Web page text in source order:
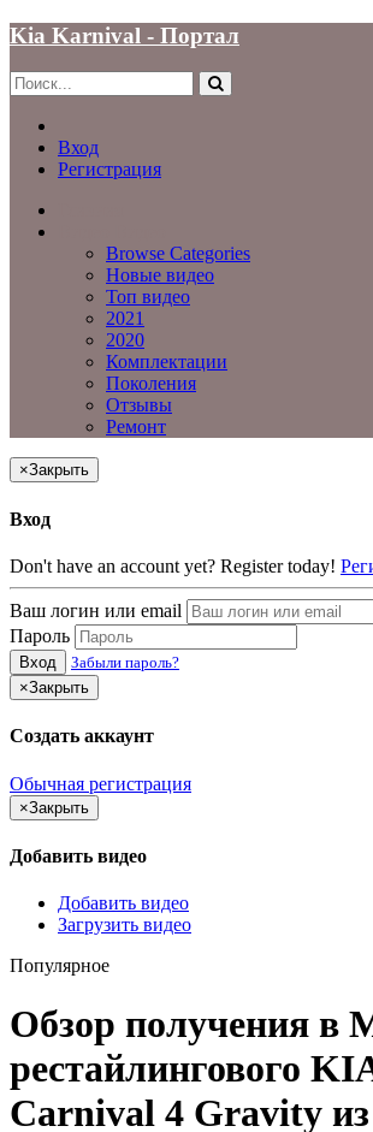
Kia Karnival - Портал
Вход
Регистрация
Browse Categories
Новые видео
Топ видео
2021
2020
Комплектации
Поколения
Отзывы
Ремонт
×Закрыть
Вход
Don't have an account yet? Register today!
Ваш логин или email
Пароль
Вход
Забыли пароль?
×Закрыть
Создать аккаунт
Обычная регистрация
×Закрыть
Добавить видео
Добавить видео
Загрузить видео
Популярное
Обзор получения в
рестайлингового
Carnival 4 Gravity